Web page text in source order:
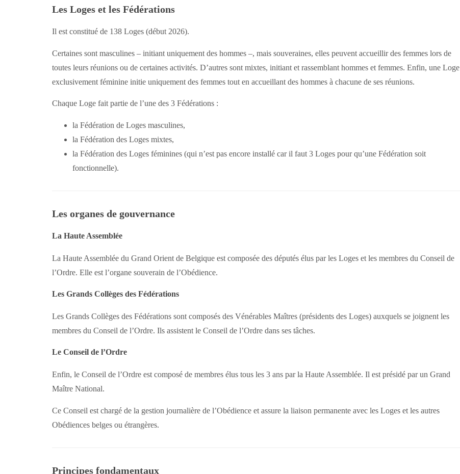
Les Loges et les Fédérations
Il est constitué de 138 Loges (début 2026).
Certaines sont masculines – initiant uniquement des hommes –, mais souveraines, elles peuvent accueillir des femmes lors de
toutes leurs réunions ou de certaines activités. D’autres sont mixtes, initiant et rassemblant hommes et femmes. Enfin, une Loge
exclusivement féminine initie uniquement des femmes tout en accueillant des hommes à chacune de ses réunions.
Chaque Loge fait partie de l’une des 3 Fédérations :
la Fédération de Loges masculines,
la Fédération des Loges mixtes,
la Fédération des Loges féminines (qui n’est pas encore installé car il faut 3 Loges pour qu’une Fédération soit
fonctionnelle).
Les organes de gouvernance
La Haute Assemblée
La Haute Assemblée du Grand Orient de Belgique est composée des députés élus par les Loges et les membres du Conseil de
l’Ordre. Elle est l’organe souverain de l’Obédience.
Les Grands Collèges des Fédérations
Les Grands Collèges des Fédérations sont composés des Vénérables Maîtres (présidents des Loges) auxquels se joignent les
membres du Conseil de l’Ordre. Ils assistent le Conseil de l’Ordre dans ses tâches.
Le Conseil de l’Ordre
Enfin, le Conseil de l’Ordre est composé de membres élus tous les 3 ans par la Haute Assemblée. Il est présidé par un Grand
Maître National.
Ce Conseil est chargé de la gestion journalière de l’Obédience et assure la liaison permanente avec les Loges et les autres
Obédiences belges ou étrangères.
Principes fondamentaux